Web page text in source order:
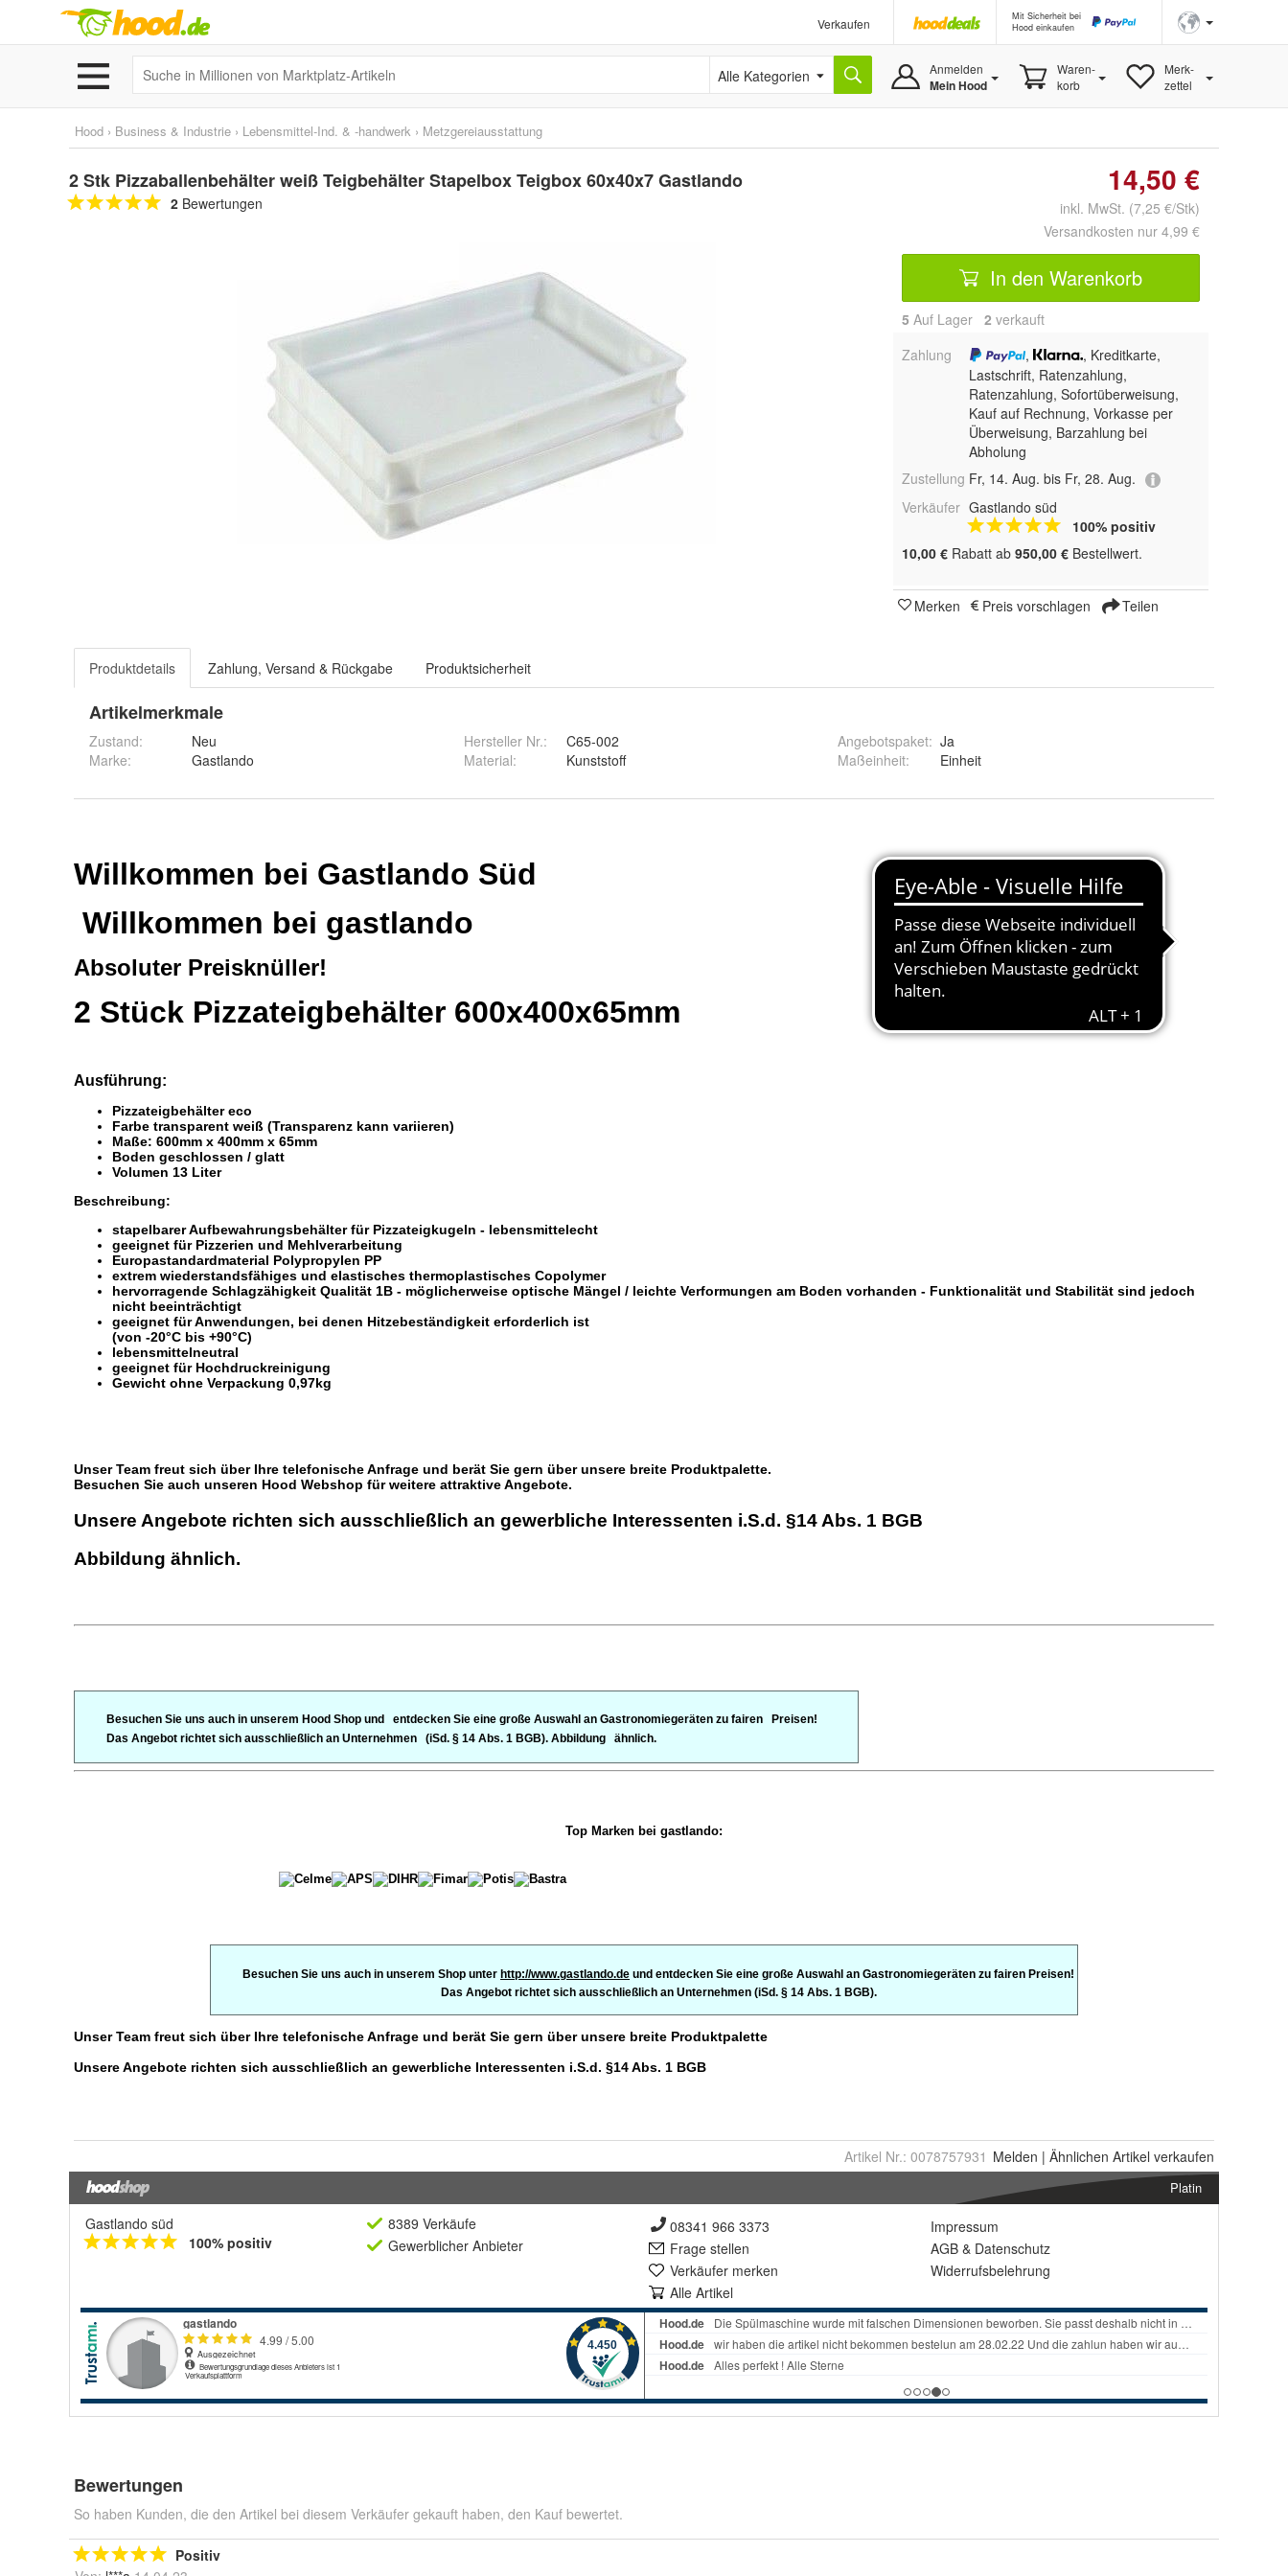
Verkaufen
Mit Sicherheit bei
Hood einkaufen
Alle Kategorien Anmelden
Mein Hood
Waren-
korb
Merk-
zettel
Hood › Business & Industrie › Lebensmittel-Ind. & -handwerk › Metzgereiausstattung
2 Stk Pizzaballenbehälter weiß Teigbehälter Stapelbox Teigbox 60x40x7 Gastlando
2 Bewertungen
14,50 €
inkl. MwSt. (7,25 €/Stk)
Versandkosten nur 4,99 €
In den Warenkorb
5 Auf Lager 2 verkauft
Zahlung
,
, Kreditkarte,
Lastschrift, Ratenzahlung,
Ratenzahlung, Sofortüberweisung,
Kauf auf Rechnung, Vorkasse per
Überweisung, Barzahlung bei
Abholung
Zustellung Fr, 14. Aug. bis Fr, 28. Aug.
Verkäufer Gastlando süd
100% positiv
10,00 € Rabatt ab 950,00 € Bestellwert.
Merken Preis vorschlagen Teilen
Produktdetails Zahlung, Versand & Rückgabe Produktsicherheit
Artikelmerkmale
Zustand:
Neu
Marke:
Gastlando
Hersteller Nr.:
C65-002
Material: Kunststoff
Angebotspaket: Ja
Maßeinheit: Einheit
Artikel Nr.: 0078757931 Melden | Ähnlichen Artikel verkaufen
Platin
Gastlando süd
100% positiv
8389 Verkäufe
Gewerblicher Anbieter
08341 966 3373
Frage stellen
Verkäufer merken
Alle Artikel
Impressum
AGB & Datenschutz
Widerrufsbelehrung
Bewertungen
So haben Kunden, die den Artikel bei diesem Verkäufer gekauft haben, den Kauf bewertet.
Positiv